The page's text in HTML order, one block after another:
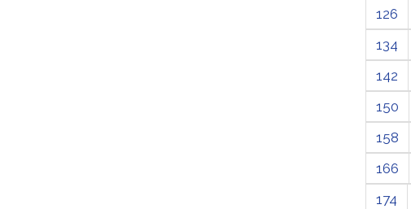
126
134
142
150
158
166
174